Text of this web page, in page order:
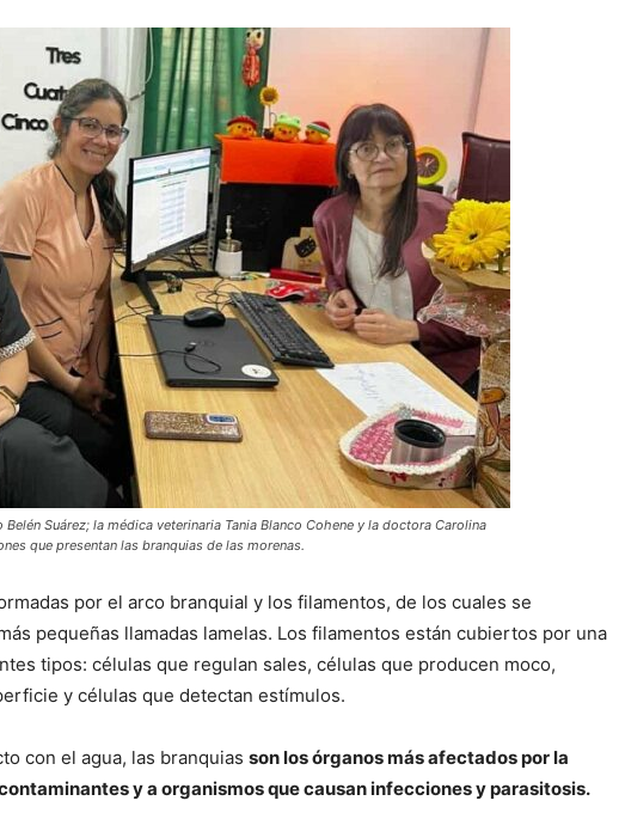
Suárez; la médica veterinaria Tania Blanco Cohene y la doctora Carolina
que presentan las branquias de las morenas.
por el arco branquial y los filamentos, de los cuales se
pequeñas llamadas lamelas. Los filamentos están cubiertos por una
tipos: células que regulan sales, células que producen moco,
y células que detectan estímulos.
con el agua, las branquias son los órganos más afectados por la
y a organismos que causan infecciones yparasitosis.